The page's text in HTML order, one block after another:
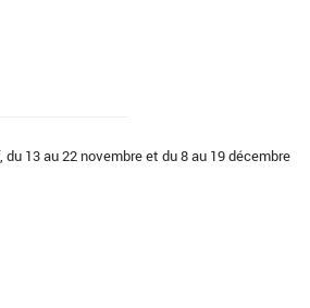
13 au 22 novembre et du 8 au 19 décembre